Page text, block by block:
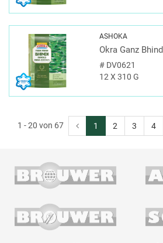
ASHOKA
Okra Ganz
#DV0621
12 X 310 G
1 - 20 von 67 1 2 3 4